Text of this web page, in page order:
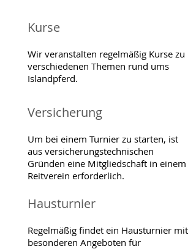
Versicherung
Um bei einem Turnier zu starten, ist
aus versicherungstechnischen
Gründen eine Mitgliedschaft in einem
Reitverein erforderlich.
Kurse
Wir veranstalten regelmäßig Kurse zu
verschiedenen Themen rund ums
Islandpferd.
Hausturnier
Regelmäßig findet ein Hausturnier mit
besonderen Angeboten für